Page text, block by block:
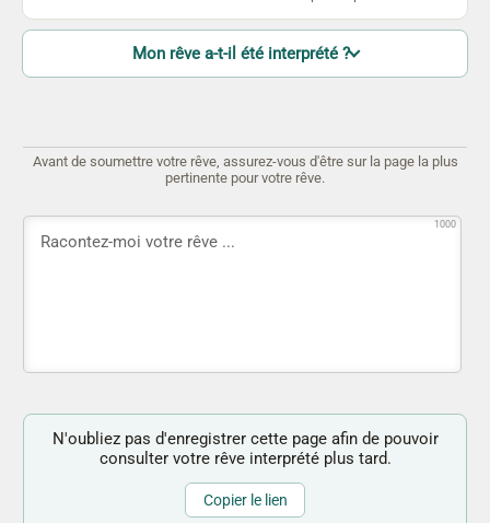
Mon rêve a-t-il été interprété ?
Avant de soumettre votre rêve, assurez-vous d'être sur la page la plus
pertinente pour votre rêve.
1000
N'oubliez pas d'enregistrer cette page afin de pouvoir
consulter votre rêve interprété plus tard.
Copier le lien